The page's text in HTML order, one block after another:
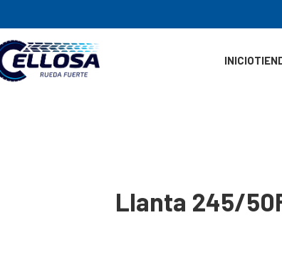
INICIO
Llanta 245/